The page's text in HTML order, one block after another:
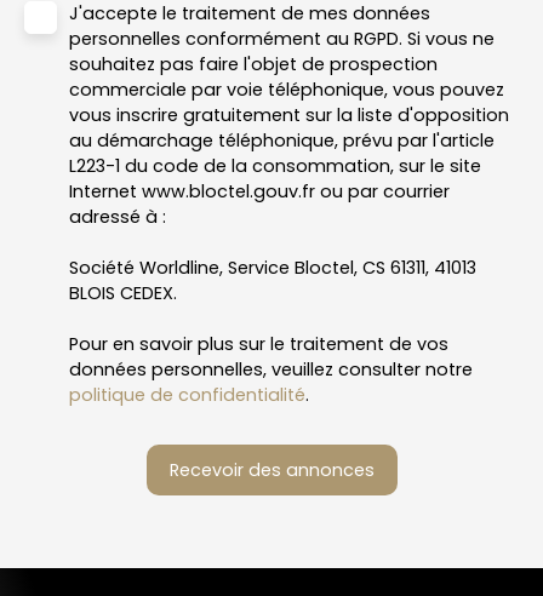
J'accepte le traitement de mes données
personnelles conformément au RGPD. Si vous ne
souhaitez pas faire l'objet de prospection
commerciale par voie téléphonique, vous pouvez
vous inscrire gratuitement sur la liste d'opposition
au démarchage téléphonique, prévu par l'article
L223-1 du code de la consommation, sur le site
Internet www.bloctel.gouv.fr ou par courrier
adressé à :
Société Worldline, Service Bloctel, CS 61311, 41013
BLOIS CEDEX.
Pour en savoir plus sur le traitement de vos
données personnelles, veuillez consulter notre
politique de confidentialité.
Recevoir des annonces